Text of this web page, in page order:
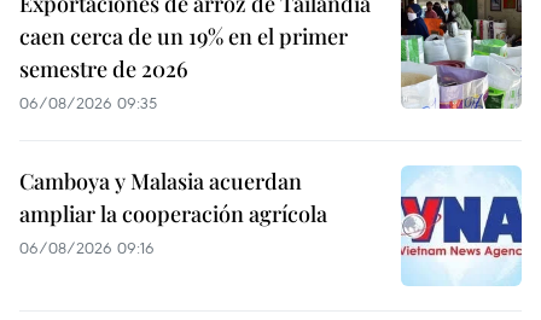
caen cerca de un 19% en el primer
semestre de 2026
06/08/2026 09:35
Camboya y Malasia acuerdan
ampliar la cooperación agrícola
06/08/2026 09:16